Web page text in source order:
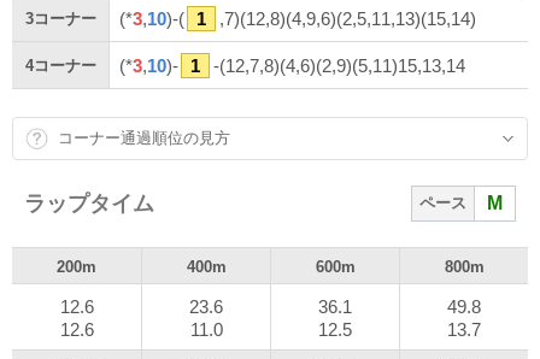
3コーナー (*3,10)-( 1 ,7)(12,8)(4,9,6)(2,5,11,13)(15,14)
4コーナー (*3,10)- 1 -(12,7,8)(4,6)(2,9)(5,11)15,13,14
コーナー通過順位の見方
ラップタイム ペース M
200m 400m 600m 800m
12.6
12.6
23.6
11.0
36.1
12.5
49.8
13.7